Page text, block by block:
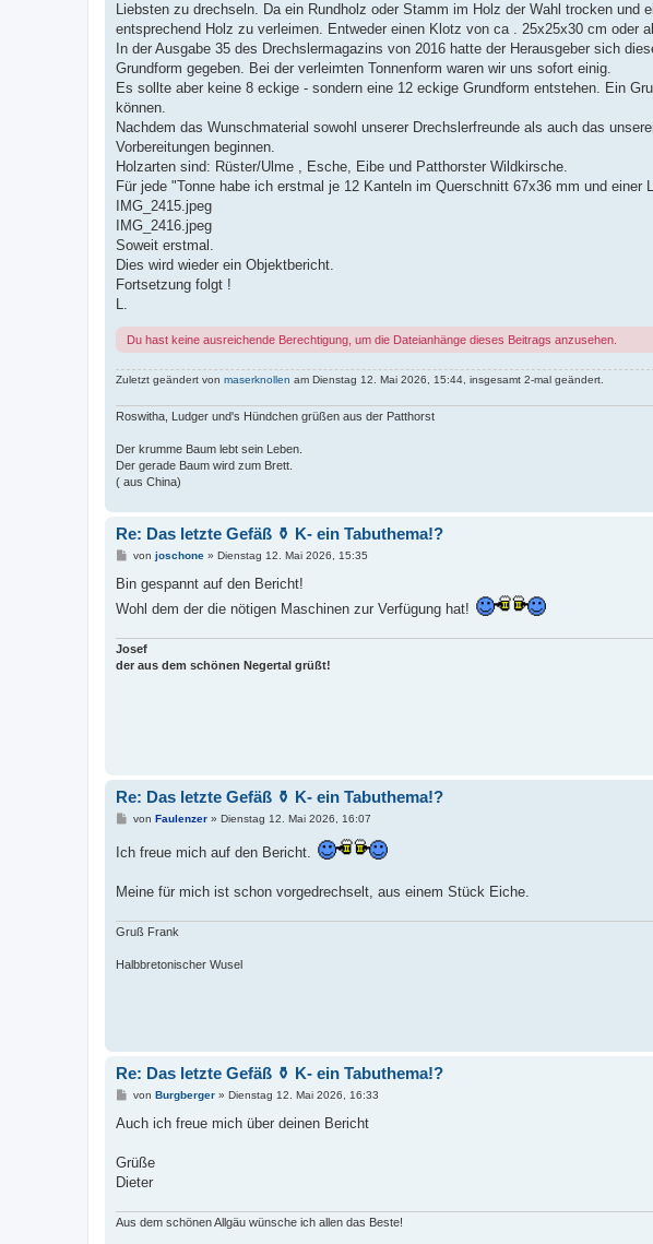
r
a
Liebsten zu drechseln. Da ein Rundholz oder Stamm im Holz der Wahl trocken
entsprechend Holz zu verleimen. Entweder einen Klotz von ca . 25x25x30 cm oder
In der Ausgabe 35 des Drechslermagazins von 2016 hatte der Herausgeber sich
Grundform gegeben. Bei der verleimten Tonnenform waren wir uns sofort einig.
Es sollte aber keine 8 eckige - sondern eine 12 eckige Grundform entstehen. Ein
können.
Nachdem das Wunschmaterial sowohl unserer Drechslerfreunde als auch das
Vorbereitungen beginnen.
Holzarten sind: Rüster/Ulme , Esche, Eibe und Patthorster Wildkirsche.
Für jede "Tonne habe ich erstmal je 12 Kanteln im Querschnitt 67x36 mm und einer
IMG_2415.jpeg
IMG_2416.jpeg
Soweit erstmal.
Dies wird wieder ein Objektbericht.
Fortsetzung folgt !
L.
Du hast keine ausreichende Berechtigung, um die Dateianhänge dieses Beitrags anzusehen.
Zuletzt geändert von maserknollen am Dienstag 12. Mai 2026, 15:44, insgesamt 2-mal geändert.
Roswitha, Ludger und's Hündchen grüßen aus der Patthorst
Der krumme Baum lebt sein Leben.
Der gerade Baum wird zum Brett.
( aus China)
Re: Das letzte Gefäß ⚱️ K- ein Tabuthema!?
B
i
r
von joschone» Dienstag 12. Mai 2026, 15:35
Bin gespannt auf den Bericht!
Wohl dem der die nötigen Maschinen zur Verfügung hat!
Josef
der aus dem schönen Negertal grüßt!
Re: Das letzte Gefäß ⚱️ K- ein Tabuthema!?
B
t
g
von Faulenzer» Dienstag 12. Mai 2026, 16:07
Ich freue mich auf den Bericht.
Meine für mich ist schon vorgedrechselt, aus einem Stück Eiche.
Gruß Frank
Halbbretonischer Wusel
Re: Das letzte Gefäß ⚱️ K- ein Tabuthema!?
B
a
von Burgberger» Dienstag 12. Mai 2026, 16:33
Auch ich freue mich über deinen Bericht
Grüße
Dieter
Aus dem schönen Allgäu wünsche ich allen das Beste!